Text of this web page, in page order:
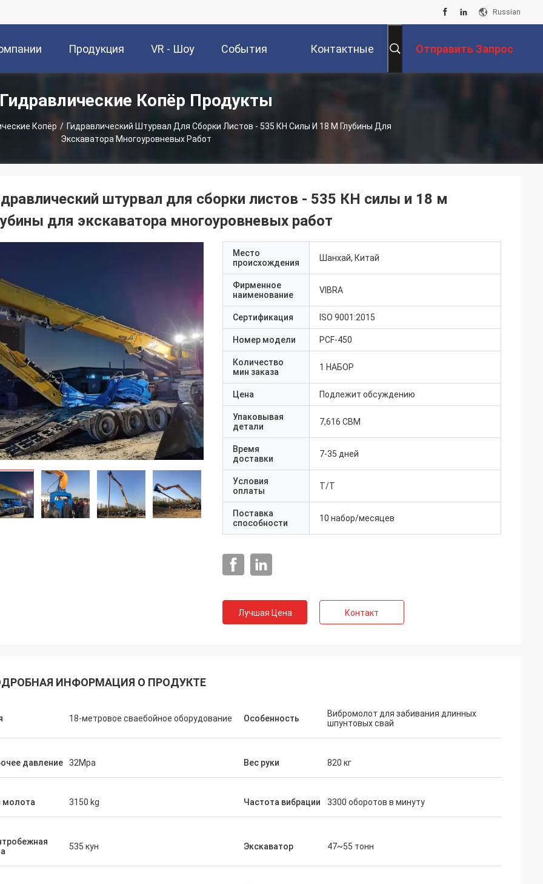
Russian
Продукция VR - Шоу События Контактные Отправить Запрос
Гидравлические Копёр Продукты
Копёр / Гидравлический Штурвал Для Сборки Листов - 535 КН Силы И 18 М Глубины Для
Экскаватора Многоуровневых Работ
штурвал для сборки листов - 535 КН силы и 18 м
для экскаватора многоуровневых работ
Место
происхождения
Шанхай, Китай
Фирменное
наименование
VIBRA
Сертификация ISO 9001:2015
Номер модели PCF-450
Количество
мин заказа
1 НАБОР
Цена Подлежит обсуждению
Упаковывая
детали
7,616 CBM
Время
доставки
7-35 дней
Условия
оплаты
Т/Т
Поставка
способности
10 набор/месяцев
Лучшая Цена Контакт
ИНФОРМАЦИЯ О ПРОДУКТЕ
18-метровое сваебойное оборудование Особенность
Вибромолот для забивания длинных
шпунтовых свай
давление 32Mpa Вес руки 820 кг
молота 3150 kg Частота вибрации 3300 оборотов в минуту
535 кун Экскаватор 47~55 тонн